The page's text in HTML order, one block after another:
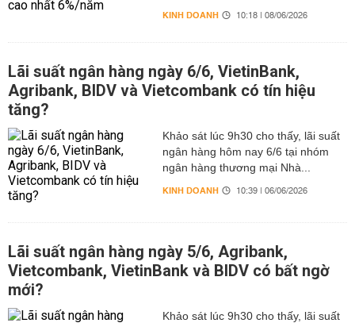
KINH DOANH 10:18 | 08/06/2026
Lãi suất ngân hàng ngày 6/6, VietinBank,
Agribank, BIDV và Vietcombank có tín hiệu
tăng?
Khảo sát lúc 9h30 cho thấy, lãi suất
ngân hàng hôm nay 6/6 tại nhóm
ngân hàng thương mại Nhà...
KINH DOANH 10:39 | 06/06/2026
Lãi suất ngân hàng ngày 5/6, Agribank,
Vietcombank, VietinBank và BIDV có bất ngờ
mới?
Khảo sát lúc 9h30 cho thấy, lãi suất